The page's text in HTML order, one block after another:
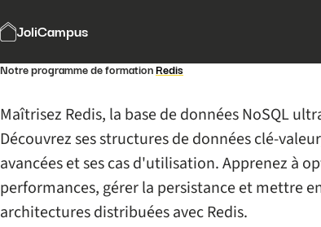
JoliCampus
Notre programme de formationRedis
Maîtrisez Redis, la base de données NoSQL
Découvrez ses structures de données clé-
avancées et ses cas d'utilisation. Apprenez à
performances, gérer la persistance et mettre
architectures distribuées avec Redis.